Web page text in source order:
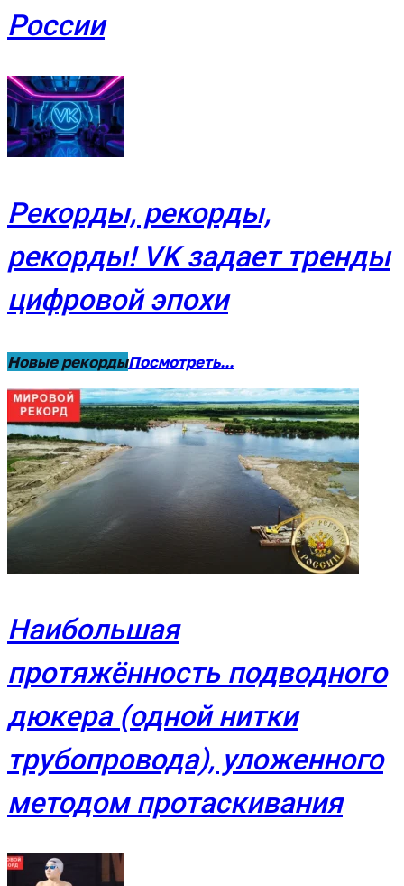
России
Рекорды, рекорды,
рекорды! VK задает тренды
цифровой эпохи
Новые рекордыПосмотреть...
Наибольшая
протяжённость подводного
дюкера (одной нитки
трубопровода), уложенного
методом протаскивания